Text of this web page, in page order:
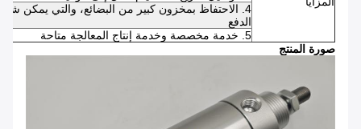
الدفع
5. خدمة مخصصة وخدمة إنتاج المعالجة متاحة
صورة المنتج